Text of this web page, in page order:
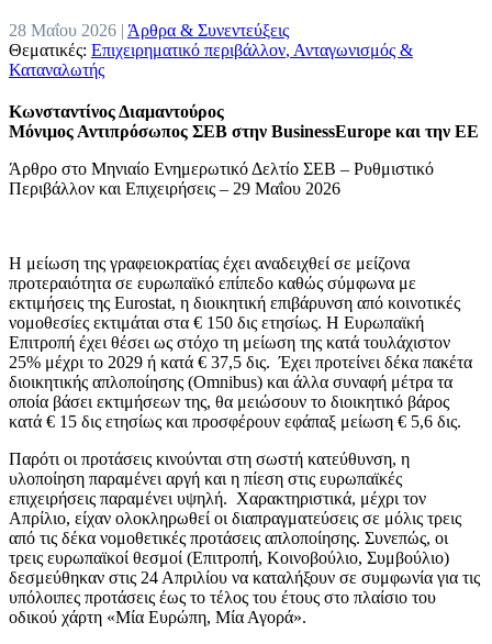
28 Μαΐου 2026 | Άρθρα & Συνεντεύξεις
Θεματικές: Επιχειρηματικό περιβάλλον, Ανταγωνισμός &
Καταναλωτής
Κωνσταντίνος Διαμαντούρος
Μόνιμος Αντιπρόσωπος ΣΕΒ στην BusinessEurope και την ΕΕ
Άρθρο στο Μηνιαίο Ενημερωτικό Δελτίο ΣΕΒ – Ρυθμιστικό
Περιβάλλον και Επιχειρήσεις – 29 Μαΐου 2026
Η μείωση της γραφειοκρατίας έχει αναδειχθεί σε μείζονα
προτεραιότητα σε ευρωπαϊκό επίπεδο καθώς σύμφωνα με
εκτιμήσεις της Eurostat, η διοικητική επιβάρυνση από κοινοτικές
νομοθεσίες εκτιμάται στα € 150 δις ετησίως. Η Ευρωπαϊκή
Επιτροπή έχει θέσει ως στόχο τη μείωση της κατά τουλάχιστον
25% μέχρι το 2029 ή κατά € 37,5 δις. Έχει προτείνει δέκα πακέτα
διοικητικής απλοποίησης (Omnibus) και άλλα συναφή μέτρα τα
οποία βάσει εκτιμήσεων της, θα μειώσουν το διοικητικό βάρος
κατά € 15 δις ετησίως και προσφέρουν εφάπαξ μείωση € 5,6 δις.
Παρότι οι προτάσεις κινούνται στη σωστή κατεύθυνση, η
υλοποίηση παραμένει αργή και η πίεση στις ευρωπαϊκές
επιχειρήσεις παραμένει υψηλή. Χαρακτηριστικά, μέχρι τον
Απρίλιο, είχαν ολοκληρωθεί οι διαπραγματεύσεις σε μόλις τρεις
από τις δέκα νομοθετικές προτάσεις απλοποίησης. Συνεπώς, οι
τρεις ευρωπαϊκοί θεσμοί (Επιτροπή, Κοινοβούλιο, Συμβούλιο)
δεσμεύθηκαν στις 24 Απριλίου να καταλήξουν σε συμφωνία για τις
υπόλοιπες προτάσεις έως το τέλος του έτους στο πλαίσιο του
οδικού χάρτη «Μία Ευρώπη, Μία Αγορά».